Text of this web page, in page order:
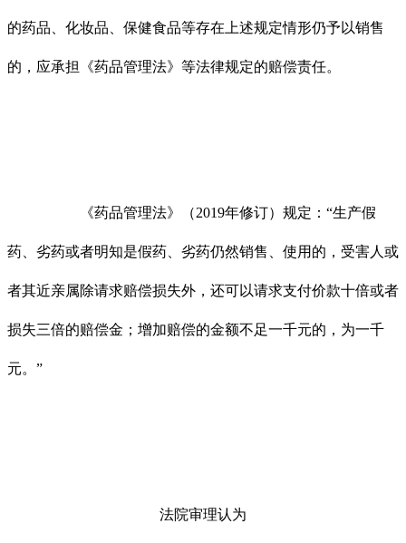
的药品、化妆品、保健食品等存在上述规定情形仍予以销售
的，应承担《药品管理法》等法律规定的赔偿责任。
《药品管理法》（2019年修订）规定：“生产假
药、劣药或者明知是假药、劣药仍然销售、使用的，受害人或
者其近亲属除请求赔偿损失外，还可以请求支付价款十倍或者
损失三倍的赔偿金；增加赔偿的金额不足一千元的，为一千
元。”
法院审理认为